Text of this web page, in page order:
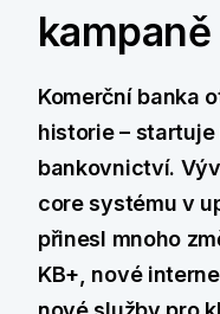
kampaně
Komerční banka
historie –
bankovnictví.
core systému v
přinesl mnoho
KB+, nové